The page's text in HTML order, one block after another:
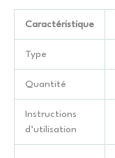
Caractéristique
Type
Quantité
Instructions
d’utilisation